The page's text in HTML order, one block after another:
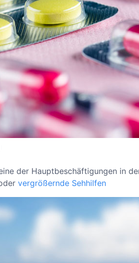
der Hauptbeschäftigungen in
vergrößernde Sehhilfen